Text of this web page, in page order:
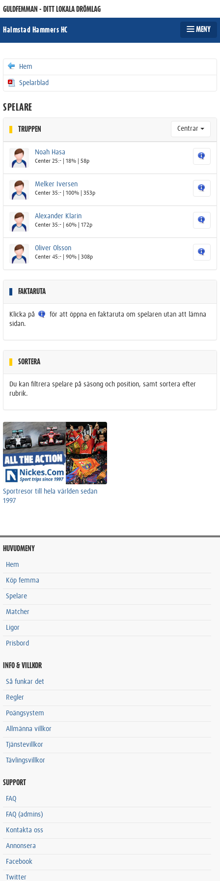
GULDFEMMAN - DITT LOKALA DRÖMLAG
Halmstad Hammers HC MENY
Hem
Spelarblad
SPELARE
TRUPPEN Centrar
Noah Hasa
Center 25:- | 18% | 58p
Melker Iversen
Center 35:- | 100% | 353p
Alexander Klarin
Center 35:- | 60% | 172p
Oliver Olsson
Center 45:- | 90% | 308p
FAKTARUTA
Klicka på
för att öppna en faktaruta om spelaren utan att lämna
sidan.
SORTERA
Du kan filtrera spelare på säsong och position, samt sortera efter
rubrik.
Sportresor till hela världen sedan
1997
HUVUDMENY
Hem
Köp femma
Spelare
Matcher
Ligor
Prisbord
INFO & VILLKOR
Så funkar det
Regler
Poängsystem
Allmänna villkor
Tjänstevillkor
Tävlingsvillkor
SUPPORT
FAQ
FAQ (admins)
Kontakta oss
Annonsera
Facebook
Twitter